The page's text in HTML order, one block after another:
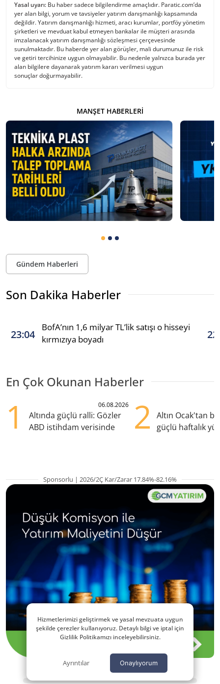
Yasal uyarı: Bu haber sadece bilgilendirme amaçlıdır. Paratic.com’da
yer alan bilgi, yorum ve tavsiyeler yatırım danışmanlığı kapsamında
değildir. Yatırım danışmanlığı hizmeti, aracı kurumlar, portföy yönetim
şirketleri ve mevduat kabul etmeyen bankalar ile müşteri arasında
imzalanacak yatırım danışmanlığı sözleşmesi çerçevesinde
sunulmaktadır. Bu haberde yer alan görüşler, mali durumunuz ile risk
ve getiri tercihinize uygun olmayabilir. Bu nedenle yalnızca burada yer
alan bilgilere dayanarak yatırım kararı verilmesi uygun
sonuçlar doğurmayabilir.
MANŞET HABERLERI
Gündem Haberleri
Son Dakika Haberler
23:04
BofA’nın 1,6 milyar TL’lik satışı o hisseyi
kırmızıya boyadı
En Çok Okunan Haberler
1 06.08.2026
Altında güçlü ralli: Gözler
ABD istihdam verisinde
2
Altın Ocak'tan
güçlü haftalık
Sponsorlu | 2026/2Ç Kar/Zarar 17.84%-82.16%
Hizmetlerimizi geliştirmek ve yasal mevzuata uygun
şekilde çerezler kullanıyoruz. Detaylı bilgi ve iptal için
Gizlilik Politikamızı inceleyebilirsiniz.
Ayrıntılar Onaylıyorum